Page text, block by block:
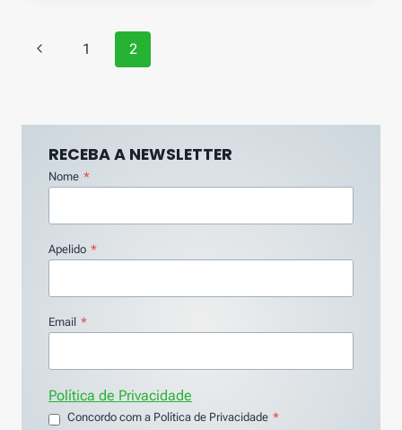
Page
Previous1 2
RECEBA A NEWSLETTER
Nome *
Apelido *
Email *
Política de Privacidade
Concordo com a Política de Privacidade *